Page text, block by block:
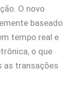
O novo
baseado
tempo real e
o que
as transações